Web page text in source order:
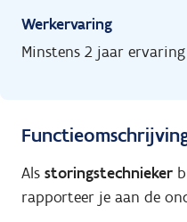
Werkervaring
Minstens 2 jaar ervaring
Als storingstechnieker
rapporteer je aan de